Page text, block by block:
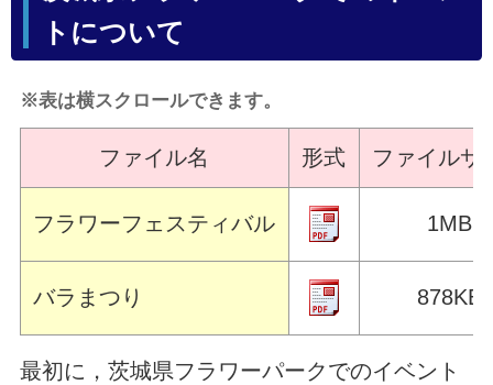
トについて
※表は横スクロールできます。
ファイル名 形式 ファイルサ
フラワーフェスティバル 1MB
バラまつり 878KB
最初に，茨城県フラワーパークでのイベント